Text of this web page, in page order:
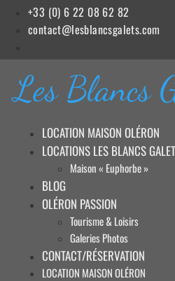
+33 (0) 6 22 08 62 82
contact@lesblancsgalets.com
Les Blancs
LOCATION MAISON OLÉRON
LOCATIONS LES BLANCS
Maison « Euphorbe »
BLOG
OLÉRON PASSION
Tourisme & Loisirs
Galeries Photos
CONTACT/RÉSERVATION
LOCATION MAISON OLÉRON